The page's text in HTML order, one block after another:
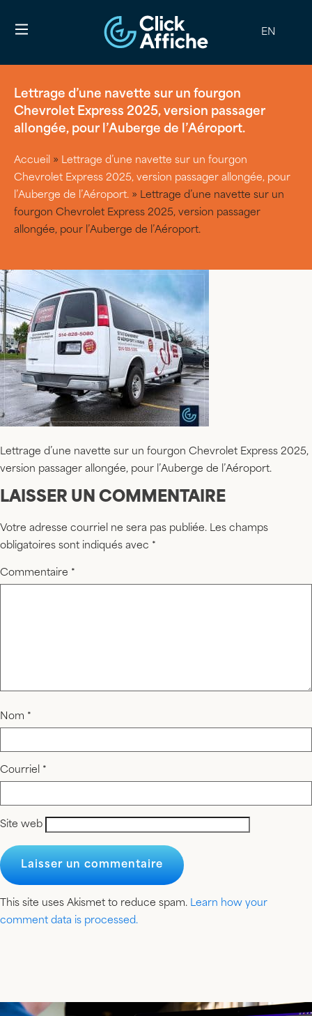
EN
Lettrage d’une navette sur un fourgon
Chevrolet Express 2025, version passager
allongée, pour l’Auberge de l’Aéroport.
Accueil » Lettrage d’une navette sur un fourgon
Chevrolet Express 2025, version passager allongée, pour
l’Auberge de l’Aéroport. » Lettrage d’une navette sur un
fourgon Chevrolet Express 2025, version passager
allongée, pour l’Auberge de l’Aéroport.
Lettrage d’une navette sur un fourgon Chevrolet Express 2025,
version passager allongée, pour l’Auberge de l’Aéroport.
LAISSER UN COMMENTAIRE
Votre adresse courriel ne sera pas publiée. Les champs
obligatoires sont indiqués avec *
Commentaire *
Nom *
Courriel *
Site web
This site uses Akismet to reduce spam. Learn how your
comment data is processed.